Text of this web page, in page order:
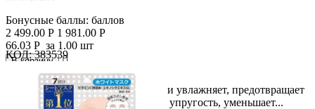
Бонусные баллы: баллов
2 499.00 Р 1 981.00 Р
66.03 Р за 1.00 шт
В корзину

Маска глубоко проникает в кожу и увлажняет, предотвращает
появление сухости, придает коже упругость, уменьшает...
КОД: 383539